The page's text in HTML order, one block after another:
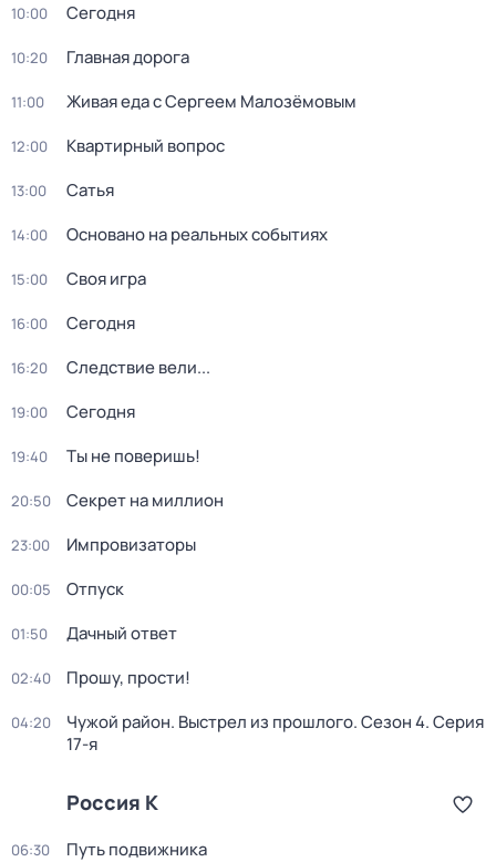
10:00 Сегодня
10:20 Главная дорога
11:00 Живая еда с Сергеем Малозёмовым
12:00 Квартирный вопрос
13:00 Сатья
14:00 Основано на реальных событиях
15:00 Своя игра
16:00 Сегодня
16:20 Следствие вели...
19:00 Сегодня
19:40 Ты не поверишь!
20:50 Секрет на миллион
23:00 Импровизаторы
00:05 Отпуск
01:50 Дачный ответ
02:40 Прошу, прости!
04:20 Чужой район. Выстрел из прошлого. Сезон 4. Серия
17-я
Россия К
06:30 Путь подвижника